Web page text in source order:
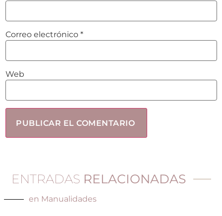
Correo electrónico *
Web
ENTRADAS RELACIONADAS
en Manualidades